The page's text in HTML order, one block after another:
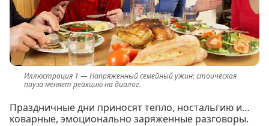
Напряженный семейный ужин: стоическая
пауза меняет реакцию на диалог.
Праздничные дни приносят тепло, ностальгию и…
коварные, эмоционально заряженные разговоры.